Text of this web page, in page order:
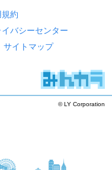
約
イバシーセンター
サイトマップ
© LY Corporation